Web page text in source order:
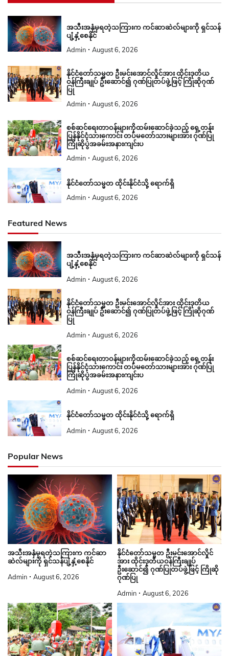
အသီးအနှံမှရတဲ့သကြားက ကင်ဆာဆဲလ်များကို ရှင်သန်
ပျံ့နှံ့စေနိုင်
Admin August 6, 2026
နိုင်ငံတော်သမ္မတ ဦးမင်းအောင်လှိုင်အား ထိုင်းဒုတိယ
ဝန်ကြီးချုပ် ဦးဆောင်၍ ဂုဏ်ပြုတပ်ဖွဲ့ဖြင့် ကြိုဆိုဂုဏ်
ပြု
Admin August 6, 2026
စစ်ဆင်ရေးတာဝန်များကိုထမ်းဆောင်ခဲ့သည့် ရှေ့တန်း
ပြန်နိုင်ငံ့သားကောင်း တပ်မတော်သားများအား ဂုဏ်ပြု
ကြိုဆိုပွဲအခမ်းအနားကျင်းပ
Admin August 6, 2026
နိုင်ငံတော်သမ္မတ ထိုင်းနိုင်ငံသို့ ရောက်ရှိ
Admin August 6, 2026
Featured News
အသီးအနှံမှရတဲ့သကြားက ကင်ဆာဆဲလ်များကို ရှင်သန်
ပျံ့နှံ့စေနိုင်
Admin August 6, 2026
နိုင်ငံတော်သမ္မတ ဦးမင်းအောင်လှိုင်အား ထိုင်းဒုတိယ
ဝန်ကြီးချုပ် ဦးဆောင်၍ ဂုဏ်ပြုတပ်ဖွဲ့ဖြင့် ကြိုဆိုဂုဏ်
ပြု
Admin August 6, 2026
စစ်ဆင်ရေးတာဝန်များကိုထမ်းဆောင်ခဲ့သည့် ရှေ့တန်း
ပြန်နိုင်ငံ့သားကောင်း တပ်မတော်သားများအား ဂုဏ်ပြု
ကြိုဆိုပွဲအခမ်းအနားကျင်းပ
Admin August 6, 2026
နိုင်ငံတော်သမ္မတ ထိုင်းနိုင်ငံသို့ ရောက်ရှိ
Admin August 6, 2026
Popular News
အသီးအနှံမှရတဲ့သကြားက ကင်ဆာ
ဆဲလ်များကို ရှင်သန်ပျံ့နှံ့စေနိုင်
Admin August 6, 2026
နိုင်ငံတော်သမ္မတ ဦးမင်းအောင်လှိုင်
အား ထိုင်းဒုတိယဝန်ကြီးချုပ်
ဦးဆောင်၍ ဂုဏ်ပြုတပ်ဖွဲ့ဖြင့် ကြိုဆို
ဂုဏ်ပြု
Admin August 6, 2026